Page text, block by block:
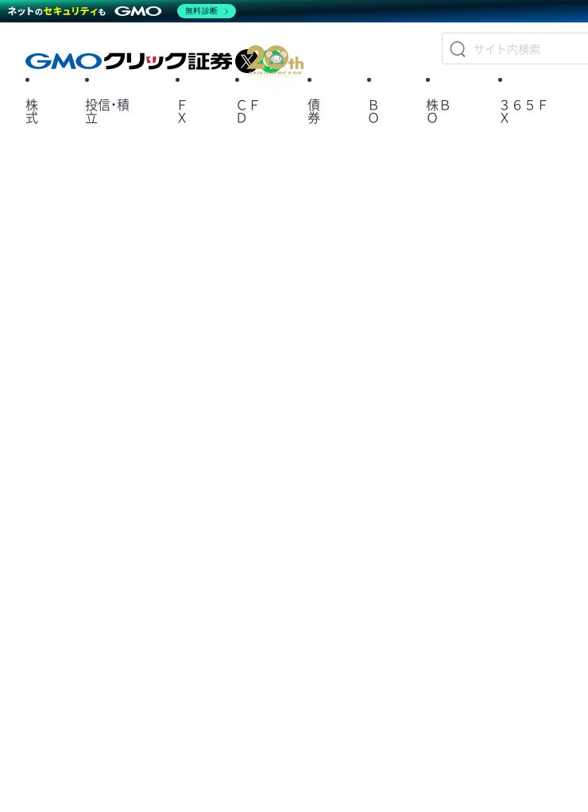
X
株
式
投信・積
立
Ｆ
Ｘ
ＣＦ
Ｄ
債
券
Ｂ
Ｏ
株Ｂ
Ｏ
３６５Ｆ
Ｘ
無料診断